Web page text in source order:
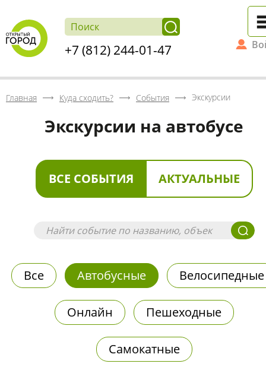
+7 (812) 244-01-47
Главная Куда сходить? События Экскурсии
Экскурсии на автобусе
ВСЕ СОБЫТИЯ АКТУАЛЬНЫЕ
Все Автобусные Велосипедные
Онлайн Пешеходные
Самокатные